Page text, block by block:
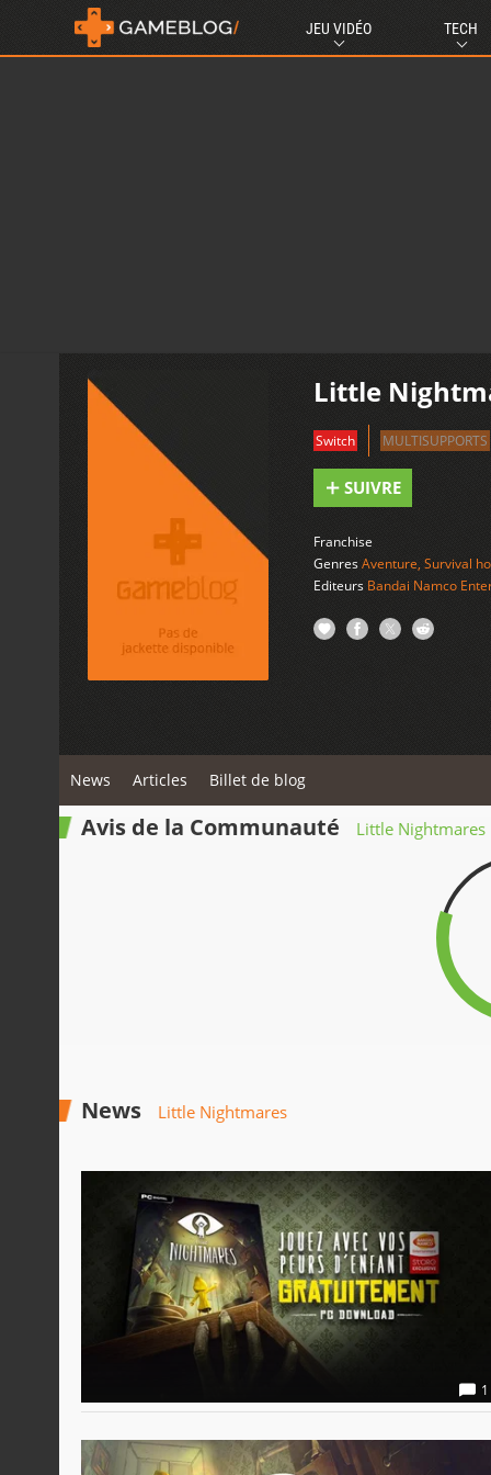
JEU VIDÉO TECH
Little
Switch MULTISUPPORTS
SUIVRE
Franchise
GenresAventure, Survival
Editeurs Bandai Namco
News Articles Billet de blog
Avis de la Communauté Little Nightmares
News Little Nightmares
1